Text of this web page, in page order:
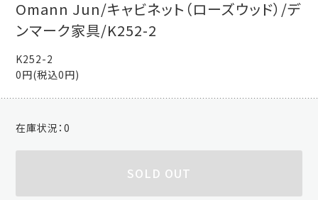
Omann Jun/キャビネット（ローズウッド）/デ
ンマーク家具/K252-2
K252-2
0円(税込0円)
在庫状況：0
SOLD OUT